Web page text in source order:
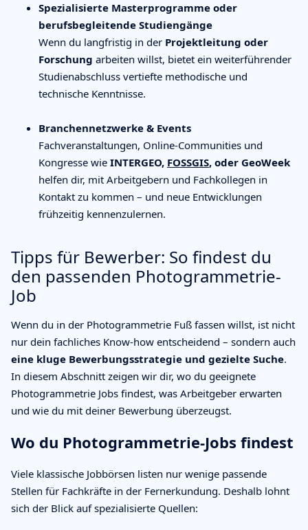
Spezialisierte Masterprogramme oder
berufsbegleitende Studiengänge
Wenn du langfristig in der Projektleitung oder
Forschung arbeiten willst, bietet ein weiterführender
Studienabschluss vertiefte methodische und
technische Kenntnisse.
Branchennetzwerke & Events
Fachveranstaltungen, Online-Communities und
Kongresse wie INTERGEO, FOSSGIS, oder GeoWeek
helfen dir, mit Arbeitgebern und Fachkollegen in
Kontakt zu kommen – und neue Entwicklungen
frühzeitig kennenzulernen.
Tipps für Bewerber: So findest du
den passenden Photogrammetrie-
Job
Wenn du in der Photogrammetrie Fuß fassen willst, ist nicht
nur dein fachliches Know-how entscheidend – sondern auch
eine kluge Bewerbungsstrategie und gezielte Suche.
In diesem Abschnitt zeigen wir dir, wo du geeignete
Photogrammetrie Jobs findest, was Arbeitgeber erwarten
und wie du mit deiner Bewerbung überzeugst.
Wo du Photogrammetrie-Jobs findest
Viele klassische Jobbörsen listen nur wenige passende
Stellen für Fachkräfte in der Fernerkundung. Deshalb lohnt
sich der Blick auf spezialisierte Quellen: